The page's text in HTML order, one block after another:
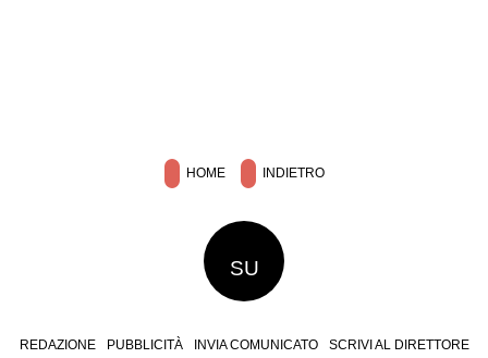
HOME INDIETRO
SU
REDAZIONE PUBBLICITÀ INVIA COMUNICATO SCRIVI AL DIRETTORE